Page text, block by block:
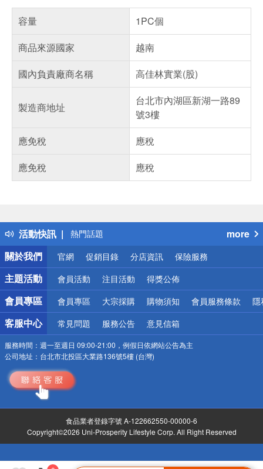
容量
1PC個
商品來源國家
越南
國內負責廠商名稱
高佳林實業(股)
製造商地址
台北市內湖區新湖一路89
號3樓
應免稅
應稅
應免稅
應稅
活動快訊
偏遠地區配送
熱門話題
銀行優惠
偏遠地區配送
詐騙網頁！請小心！
more
關於我們
官網 促銷目錄 分店資訊 保險服務
主題活動 會員活動 注目活動 得獎公佈
會員專區 會員專區 大宗採購 購物須知 會員服務條款 隱
客服中心 常見問題 服務公告 意見信箱
服務時間： 週一至週日 09:00-21:00，例假日依網站公告為主
公司地址： 台北市北投區大業路136號5樓 (台灣)
食品業者登錄字號 A-122662550-00000-6
Copyright©2026 Uni-Prosperity Lifestyle Corp. All Right Reserved